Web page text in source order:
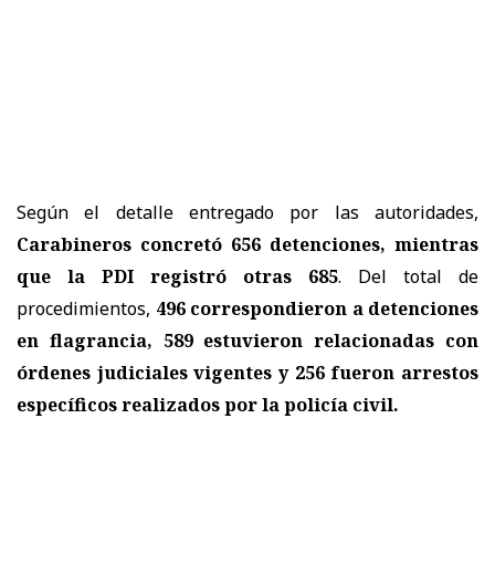
Según el detalle entregado por las autoridades,
Carabineros concretó 656 detenciones, mientras
que la PDI registró otras 685. Del total de
procedimientos, 496 correspondieron a detenciones
en flagrancia, 589 estuvieron relacionadas con
órdenes judiciales vigentes y 256 fueron arrestos
específicos realizados por la policía civil.